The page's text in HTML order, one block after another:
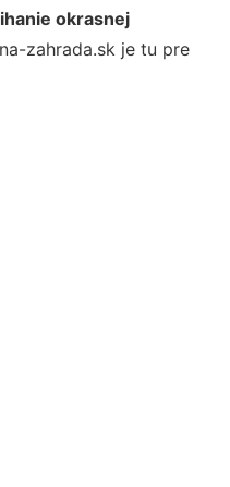
okrasnej
zahrada.sk je tu pre